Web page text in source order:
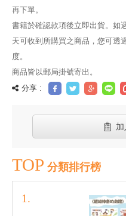
再下單。
書籍於確認款項後立即出貨。如
天可收到所購買之商品，您可透
度。
商品皆以郵局掛號寄出。
分享 :
TOP 分類排行榜